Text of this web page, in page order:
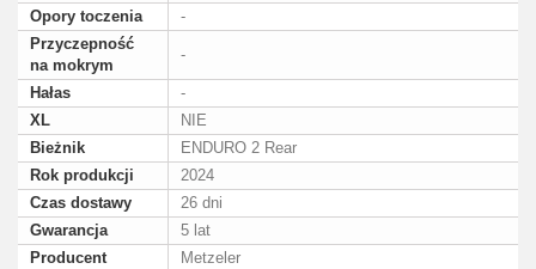
Opory toczenia
-
Przyczepność
na mokrym
-
Hałas
-
XL
NIE
Bieżnik
ENDURO 2 Rear
Rok produkcji
2024
Czas dostawy
26 dni
Gwarancja
5 lat
Producent
Metzeler